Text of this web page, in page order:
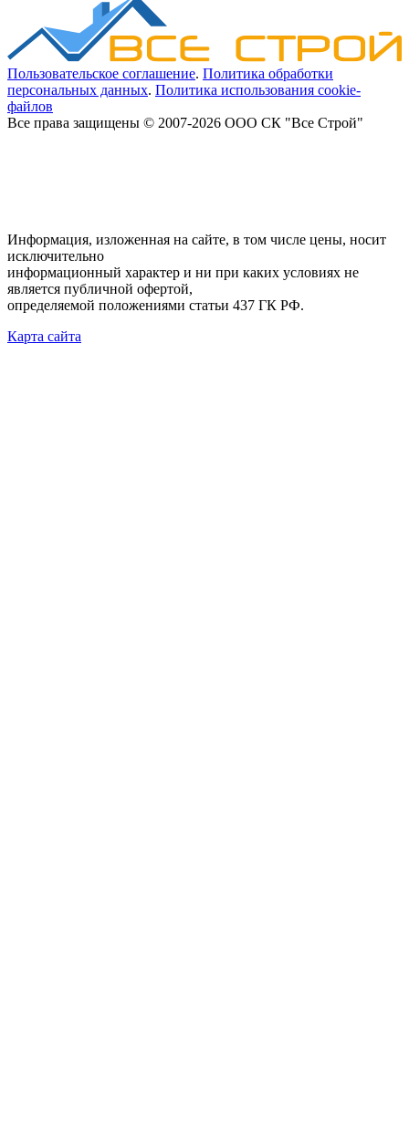
Пользовательское соглашение. Политика обработки
персональных данных. Политика использования cookie-
файлов
Все права защищены © 2007-2026 ООО СК "Все Строй"
Информация, изложенная на сайте, в том числе цены, носит
исключительно
информационный характер и ни при каких условиях не
является публичной офертой,
определяемой положениями статьи 437 ГК РФ.
Карта сайта